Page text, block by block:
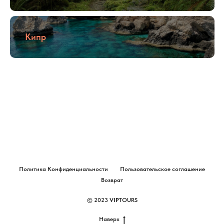
Кипр
Политика Конфиденциальности
Пользовательское соглашение
Возврат
© 2023 VIPTOURS
Наверх